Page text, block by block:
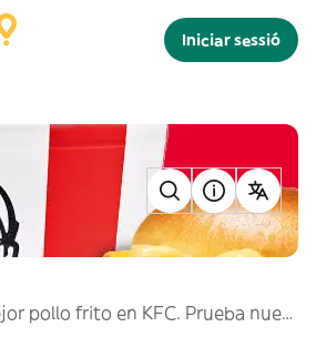
Iniciar sessió
Regózalo con el mejor pollo frito en KFC. Prueba nuestros cubos de #PolloPollo, burgers y menús para compartir.